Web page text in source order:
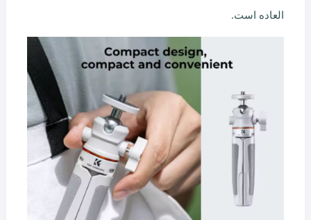
العاده است.